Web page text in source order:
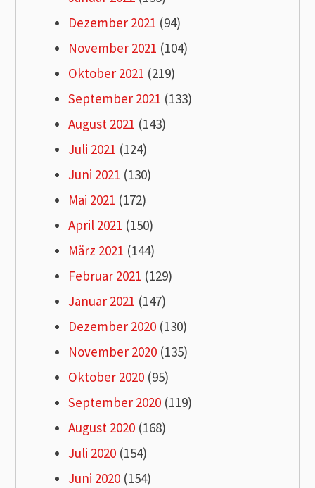
Dezember 2021 (94)
November 2021 (104)
Oktober 2021 (219)
September 2021 (133)
August 2021 (143)
Juli 2021 (124)
Juni 2021 (130)
Mai 2021 (172)
April 2021 (150)
März 2021 (144)
Februar 2021 (129)
Januar 2021 (147)
Dezember 2020 (130)
November 2020 (135)
Oktober 2020 (95)
September 2020 (119)
August 2020 (168)
Juli 2020 (154)
Juni 2020 (154)